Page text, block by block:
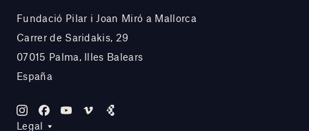
Fundació Pilar i Joan Miró a Mallorca
Carrer de Saridakis, 29
07015 Palma, Illes Balears
España
Legal